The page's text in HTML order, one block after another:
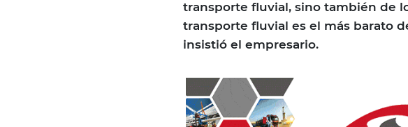
transporte fluvial, sino también de
transporte fluvial es el más barato
insistió el empresario.